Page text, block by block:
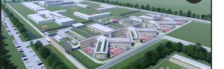
nord
wahrheit